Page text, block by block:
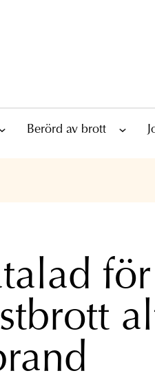
Berörd av brott
för